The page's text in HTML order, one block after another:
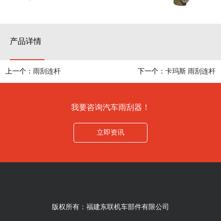
产品详情
上一个： 雨刮连杆 下一个： 卡玛斯 雨刮连杆
我要咨询汽车雨刮器！
立即资讯
版权所有：福建东联机车部件有限公司